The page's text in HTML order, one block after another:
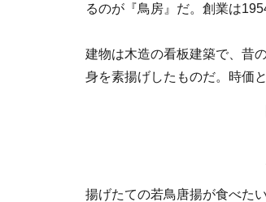
るのが『鳥房』だ。創業は
建物は木造の看板建築で、昔
身を素揚げしたものだ。時価
揚げたての若鳥唐揚が食べた